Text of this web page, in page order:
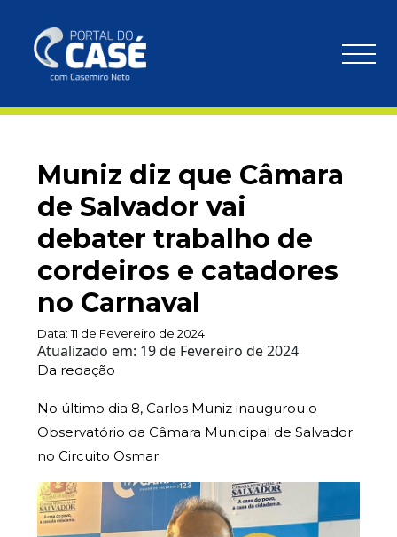
Muniz diz que Câmara
de Salvador vai
debater trabalho de
cordeiros e catadores
no Carnaval
Data:11 de Fevereiro de 2024
Atualizado em: 19 de Fevereiro de 2024
Da redação
No último dia 8, Carlos Muniz inaugurou o
Observatório da Câmara Municipal de Salvador
no Circuito Osmar